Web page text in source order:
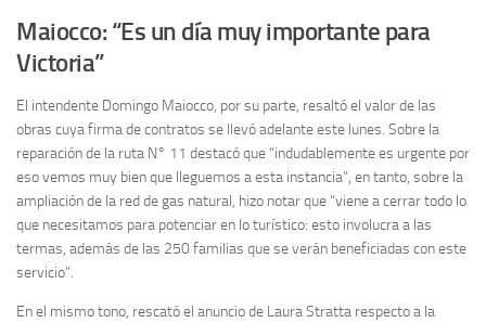
Maiocco: “Es un día muy importante para
Victoria”
El intendente Domingo Maiocco, por su parte, resaltó el valor de las
obras cuya firma de contratos se llevó adelante este lunes. Sobre la
reparación de la ruta N° 11 destacó que “indudablemente es urgente por
eso vemos muy bien que lleguemos a esta instancia”, en tanto, sobre la
ampliación de la red de gas natural, hizo notar que “viene a cerrar todo lo
que necesitamos para potenciar en lo turístico: esto involucra a las
termas, además de las 250 familias que se verán beneficiadas con este
servicio”.
En el mismo tono, rescató el anuncio de Laura Stratta respecto a la